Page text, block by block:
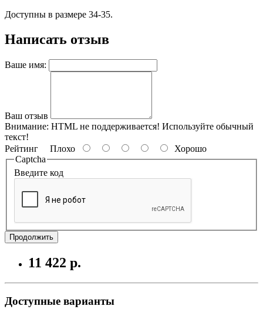
Доступны в размере 34-35.
Написать отзыв
Ваше имя:
Ваш отзыв
Внимание: HTML не поддерживается! Используйте обычный
текст!
Рейтинг Плохо
Хорошо
Captcha
Введите код
Продолжить
11 422 р.
Доступные варианты